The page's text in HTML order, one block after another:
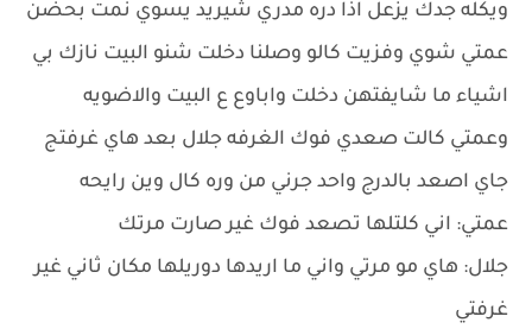
ويكله جدك يزعل اذا دره مدري شيريد يسوي نمت بحضن
عمتي شوي وفزيت كالو وصلنا دخلت شنو البيت نازك بي
اشياء ما شايفتهن دخلت واباوع ع البيت والاضويه
وعمتي كالت صعدي فوك الغرفه جلال بعد هاي غرفتج
جاي اصعد بالدرج واحد جرني من وره كال وين رايحه
عمتي: اني كلتلها تصعد فوك غير صارت مرتك
جلال: هاي مو مرتي واني ما اريدها دوريلها مكان ثاني غير
غرفتي